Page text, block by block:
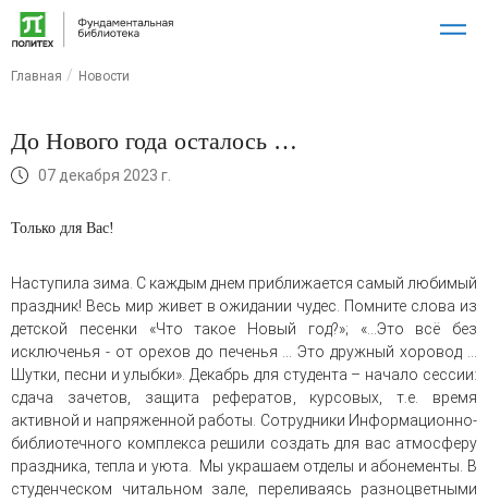
Главная Новости
До Нового года осталось …
07 декабря 2023 г.
Только для Вас!
Наступила зима. С каждым днем приближается самый любимый
праздник! Весь мир живет в ожидании чудес. Помните слова из
детской песенки «Что такое Новый год?»; «…Это всё без
исключенья - от орехов до печенья … Это дружный хоровод …
Шутки, песни и улыбки». Декабрь для студента – начало сессии:
сдача зачетов, защита рефератов, курсовых, т.е. время
активной и напряженной работы. Сотрудники Информационно-
библиотечного комплекса решили создать для вас атмосферу
праздника, тепла и уюта. Мы украшаем отделы и абонементы. В
студенческом читальном зале, переливаясь разноцветными